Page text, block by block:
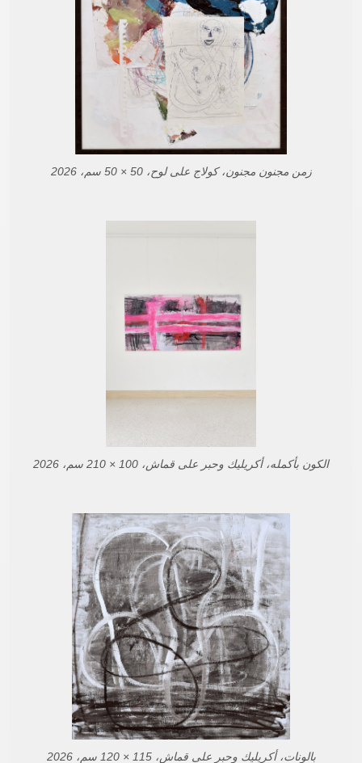
زمن مجنون مجنون، كولاج على لوح، 50 × 50 سم، 2026
الكون بأكمله، أكريليك وحبر على قماش، 100 × 210 سم، 2026
بالونات، أكريليك وحبر على قماش، 115 × 120 سم، 2026